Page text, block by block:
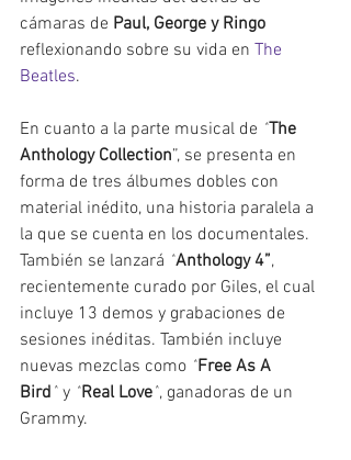
cámaras de Paul, George y Ringo
reflexionando sobre su vida en The
Beatles.
En cuanto a la parte musical de “The
Anthology Collection”, se presenta en
forma de tres álbumes dobles con
material inédito, una historia paralela a
la que se cuenta en los documentales.
También se lanzará “Anthology 4”,
recientemente curado por Giles, el cual
incluye 13 demos y grabaciones de
sesiones inéditas. También incluye
nuevas mezclas como “Free As A
Bird ” y “Real Love”, ganadoras de un
Grammy.